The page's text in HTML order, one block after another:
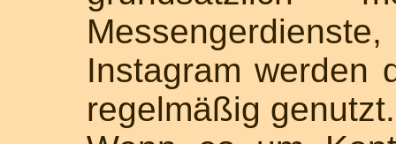
Instagram werden
regelmäßig genutzt.